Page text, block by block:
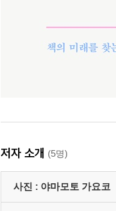
저자 소개 (5명)
사진 : 야마모토 가요코